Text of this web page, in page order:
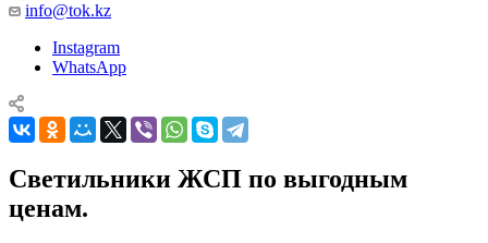
info@tok.kz
Instagram
WhatsApp
Светильники ЖСП по выгодным
ценам.